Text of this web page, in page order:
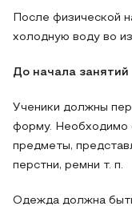
После физической
холодную воду во
До начала занятий
Ученики должны
форму. Необходимо
предметы,
перстни, ремни т. п.
Одежда должна